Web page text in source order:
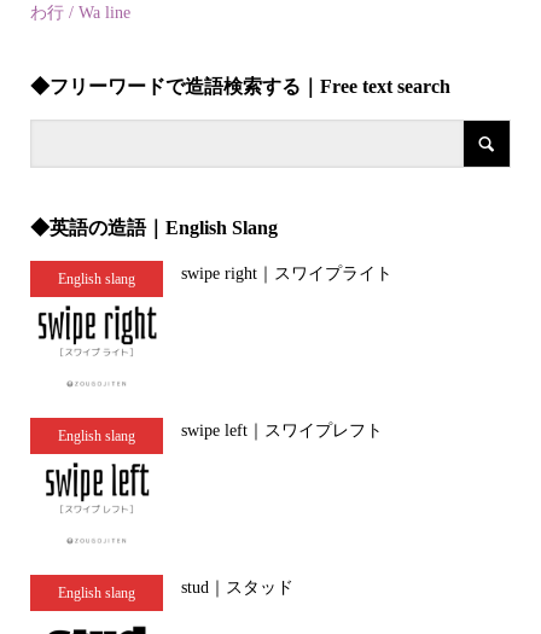
わ行 / Wa line
◆フリーワードで造語検索する｜Free text search
◆英語の造語｜English Slang
English slang swipe right｜スワイプライト
English slang swipe left｜スワイプレフト
English slang stud｜スタッド